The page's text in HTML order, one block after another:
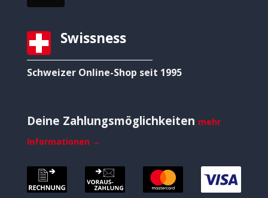
Swissness
Schweizer Online-Shop seit 1995
Deine Zahlungsmöglichkeiten mehr
Informationen →